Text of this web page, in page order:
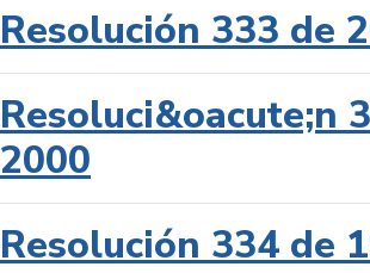
Resolución 333 de
Resoluci&oacute;n
2000
Resolución 334 de